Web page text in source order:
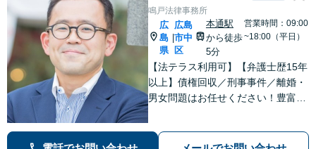
鳴戸法律事務所
広
島
県
広島
市中
区
本通駅
から徒歩
5分
営業時間：09:00
~18:00（平日）
【法テラス利用可】【弁護士歴15年
以上】債権回収／刑事事件／離婚・
男女問題はお任せください！豊富な
【子連れ相談】【完全個室相談】